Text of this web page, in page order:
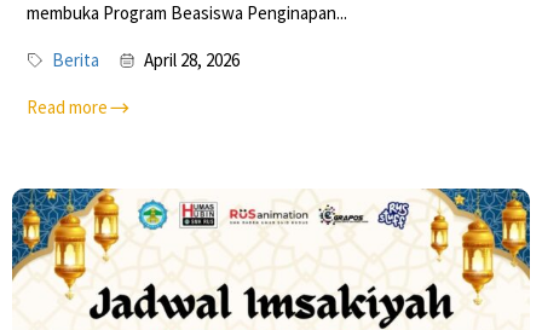
membuka Program Beasiswa Penginapan...
Berita April 28, 2026
Read more